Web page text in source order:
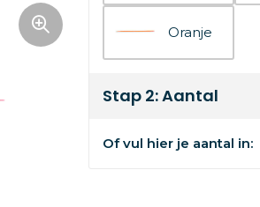
Oranje
Stap 2: Aantal
Of vul hier je aantal in: